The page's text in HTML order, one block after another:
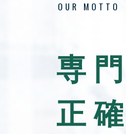
OUR MOTTO
専
正